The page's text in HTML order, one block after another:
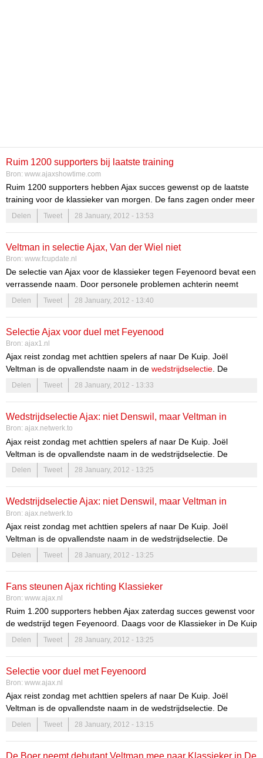
Ruim 1200 supporters bij laatste training
Bron: www.ajaxshowtime.com
Ruim 1200 supporters hebben Ajax succes gewenst op de laatste
training voor de klassieker van morgen. De fans zagen onder meer
Joël Veltman in actie. De 20-jarige verdediger behoort voor het
eerst tot de eerste achttien van Frank de Boer. Naast de supporters
bondscoach Radovan Curcic aanwezig in de Arena.
Delen Tweet 28 January, 2012 - 13:53
Veltman in selectie Ajax, Van der Wiel niet
Bron: www.fcupdate.nl
De selectie van Ajax voor de klassieker tegen Feyenoord bevat een
verrassende naam. Door personele problemen achterin neemt
trainer Frank de Boer de jonge verdediger Joël Veltman mee naar
de Kuip. Hij maakt zijn debuut in de selectie.
Delen Tweet 28 January, 2012 - 13:40
Selectie Ajax voor duel met Feyenood
Bron: ajax1.nl
Ajax reist zondag met achttien spelers af naar De Kuip. Joël
Veltman is de opvallendste naam in de wedstrijdselectie. De
centrale verdediger van Jong Ajax is vanwege de blessures in de
laatste linie bij de selectie gehaald. De 20-jarige Veltman zit sinds
jongelingen Davy Klaassen en Ruben Ligeon zitten bij de achttien
namen.
Wedstrijdselectie voor duel met Feyenoord:
Delen Tweet 28 January, 2012 - 13:33
Wedstrijdselectie Ajax: niet Denswil, maar Veltman in
selectie
Bron: ajax.netwerk.to
Ajax reist zondag met achttien spelers af naar De Kuip. Joël
Veltman is de opvallendste naam in de wedstrijdselectie. De
centrale verdediger van Jong Ajax is vanwege de blessures in de...
Delen Tweet 28 January, 2012 - 13:25
Wedstrijdselectie Ajax: niet Denswil, maar Veltman in
selectie
Bron: ajax.netwerk.to
Ajax reist zondag met achttien spelers af naar De Kuip. Joël
Veltman is de opvallendste naam in de wedstrijdselectie. De
centrale verdediger van Jong Ajax is vanwege de blessures in de...
Delen Tweet 28 January, 2012 - 13:25
Fans steunen Ajax richting Klassieker
Bron: www.ajax.nl
Ruim 1.200 supporters hebben Ajax zaterdag succes gewenst voor
de wedstrijd tegen Feyenoord. Daags voor de Klassieker in De Kuip
zagen de fans onder meer Joël Veltman (20) in actie. De
verdediger van Jong Ajax behoort voor het eerst tot de
speler Patrick Vieira en de Servische bondscoach bij de training in
de ArenA aanwezig.
Delen Tweet 28 January, 2012 - 13:25
Selectie voor duel met Feyenoord
Bron: www.ajax.nl
Ajax reist zondag met achttien spelers af naar De Kuip. Joël
Veltman is de opvallendste naam in de wedstrijdselectie. De
centrale verdediger van Jong Ajax is vanwege de blessures in de
laatste linie bij de selectie gehaald. De 20-jarige Veltman zit sinds
Delen Tweet 28 January, 2012 - 13:15
De Boer neemt debutant Veltman mee naar Klassieker in De